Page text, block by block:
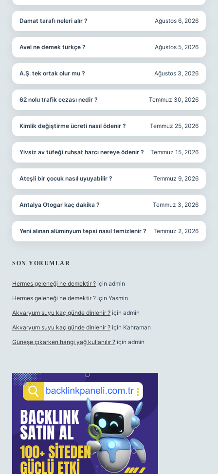
Damat tarafı neleri alır ? Ağustos 6, 2026
Avel ne demek türkçe ? Ağustos 5, 2026
A.Ş. tek ortak olur mu ? Ağustos 3, 2026
62 nolu trafik cezası nedir ? Temmuz 30, 2026
Kimlik değiştirme ücreti nasıl ödenir ? Temmuz 25, 2026
Yivsiz av tüfeği ruhsat harcı nereye ödenir ? Temmuz 15, 2026
Ateşli bir çocuk nasıl uyuyabilir ? Temmuz 9, 2026
Antalya Otogar kaç dakika ? Temmuz 3, 2026
Yeni alınan alüminyum tepsi nasıl temizlenir ? Temmuz 2, 2026
SON YORUMLAR
Hermes geleneği ne demektir ? için admin
Hermes geleneği ne demektir ? için Yasmin
Akvaryum suyu kaç günde dinlenir ? için admin
Akvaryum suyu kaç günde dinlenir ? için Kahraman
Güneşe çıkarken hangi yağ kullanılır ? için admin